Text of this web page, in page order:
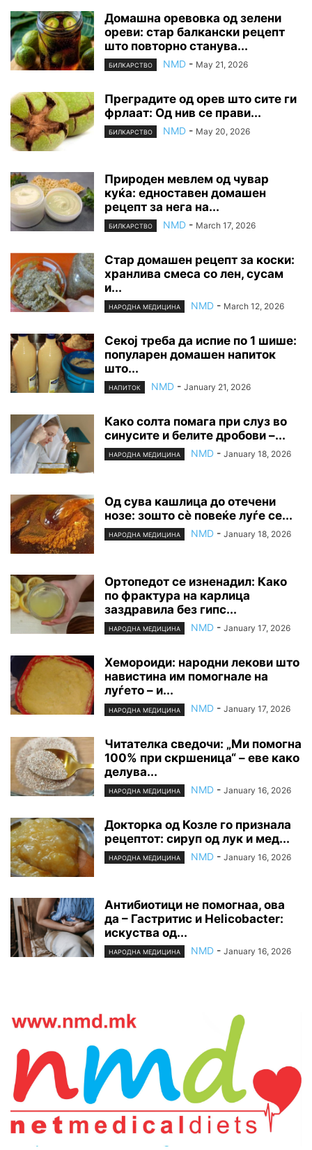
Домашна оревовка од зелени
ореви: стар балкански рецепт
што повторно станува...
БИЛКАРСТВО NMD - May 21, 2026
Преградите од орев што сите ги
фрлаат: Од нив се прави...
БИЛКАРСТВО NMD - May 20, 2026
Природен мевлем од чувар
куќа: едноставен домашен
рецепт за нега на...
БИЛКАРСТВО NMD - March 17, 2026
Стар домашен рецепт за коски:
хранлива смеса со лен, сусам
и...
НАРОДНА МЕДИЦИНА NMD - March 12, 2026
Секој треба да испие по 1 шише:
популарен домашен напиток
што...
НАПИТОК NMD - January 21, 2026
Како солта помага при слуз во
синусите и белите дробови –...
НАРОДНА МЕДИЦИНА NMD - January 18, 2026
Од сува кашлица до отечени
нозе: зошто сè повеќе луѓе се...
НАРОДНА МЕДИЦИНА NMD - January 18, 2026
Ортопедот се изненадил: Како
по фрактура на карлица
заздравила без гипс...
НАРОДНА МЕДИЦИНА NMD - January 17, 2026
Хемороиди: народни лекови што
навистина им помогнале на
луѓето – и...
НАРОДНА МЕДИЦИНА NMD - January 17, 2026
Читателка сведочи: „Ми помогна
100% при скршеница“ – еве како
делува...
НАРОДНА МЕДИЦИНА NMD - January 16, 2026
Докторка од Козле го признала
рецептот: сируп од лук и мед...
НАРОДНА МЕДИЦИНА NMD - January 16, 2026
Антибиотици не помогнаа, ова
да – Гастритис и Helicobacter:
искуства од...
НАРОДНА МЕДИЦИНА NMD - January 16, 2026